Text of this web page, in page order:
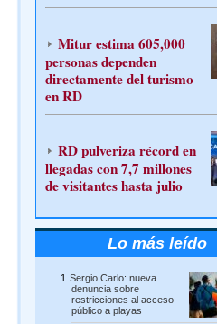
Mitur estima 605,000
personas dependen
directamente del turismo
en RD
RD pulveriza récord en
llegadas con 7,7 millones
de visitantes hasta julio
Lo más leído
Sergio Carlo: nueva
denuncia sobre
restricciones al acceso
público a playas